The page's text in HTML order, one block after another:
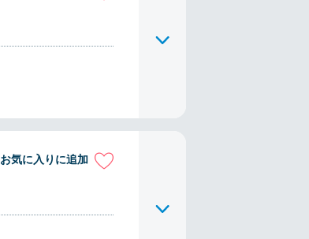
お気に入りに追加